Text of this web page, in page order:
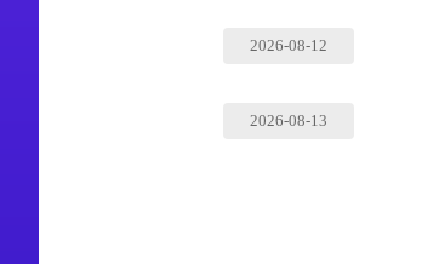
2026-08-12
2026-08-13